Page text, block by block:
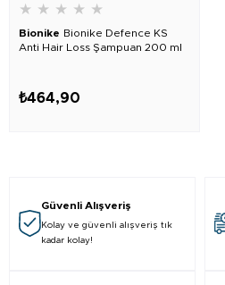
★ ★ ★ ★ ★
Bionike Bionike Defence KS
Anti Hair Loss Şampuan 200 ml
₺464,90
Güvenli Alışveriş
Kolay ve güvenli alışveriş tık
kadar kolay!